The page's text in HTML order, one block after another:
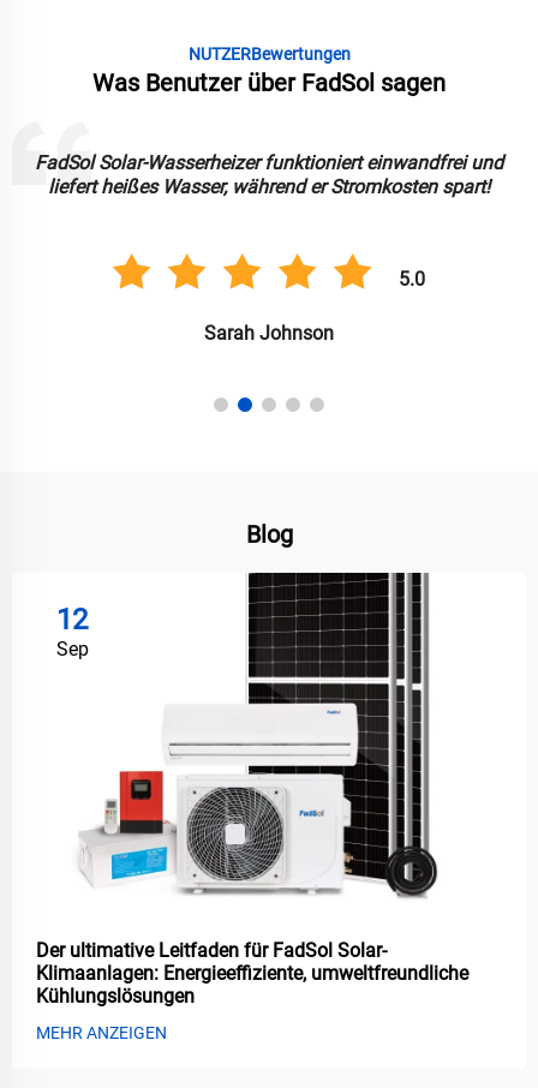
NUTZERBewertungen
Was Benutzer über FadSol sagen
FadSol Solarlichter sind hell, langlebig und zuverlässig.
Großartig, um meinen Garten nachhaltig zu beleuchten!
5.0
Anil Singh
Blog
12
Sep
Der ultimative Leitfaden für FadSol Solar-
Klimaanlagen: Energieeffiziente, umweltfreundliche
Kühlungslösungen
MEHR ANZEIGEN